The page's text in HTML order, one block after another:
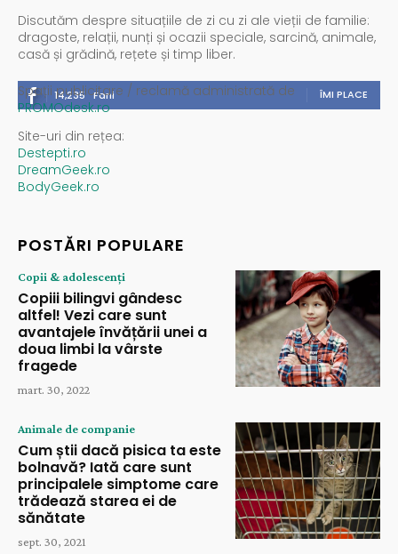
Discutăm despre situațiile de zi cu zi ale vieții de familie:
dragoste, relații, nunți și ocazii speciale, sarcină, animale,
casă și grădină, rețete și timp liber.
14,235 Fani ÎMI PLACE
Spații publicitare / reclamă administrată de
PROMOdesk.ro
Site-uri din rețea:
Destepti.ro
DreamGeek.ro
BodyGeek.ro
POSTĂRI POPULARE
Copii & adolescenți
Copiii bilingvi gândesc
altfel! Vezi care sunt
avantajele învățării unei a
doua limbi la vârste
fragede
mart. 30, 2022
Animale de companie
Cum știi dacă pisica ta este
bolnavă? Iată care sunt
principalele simptome care
trădează starea ei de
sănătate
sept. 30, 2021